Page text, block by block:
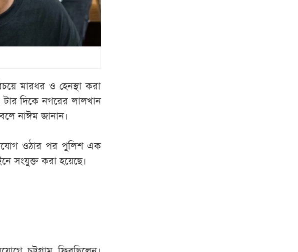
মারধর ও হেনস্থা করা
দিকে নগরের লালখান
নাঈম জানান।
ওঠার পর পুলিশ এক
সংযুক্ত করা হয়েছে।